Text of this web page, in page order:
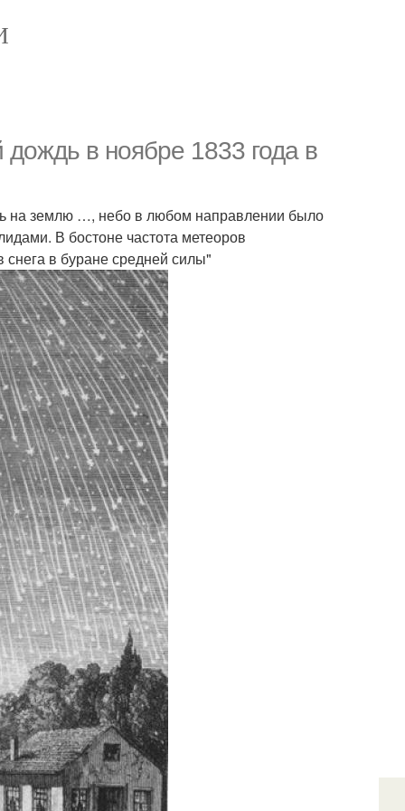
в ноябре 1833 года в
на землю …, небо в любом направлении было
В бостоне частота метеоров
снега в буране средней силы"